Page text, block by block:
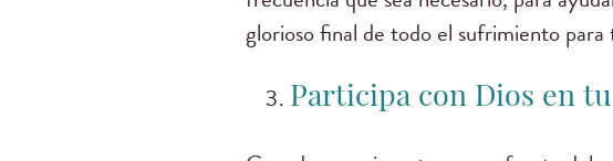
glorioso final de todo el sufrimiento
Participa con Dios en